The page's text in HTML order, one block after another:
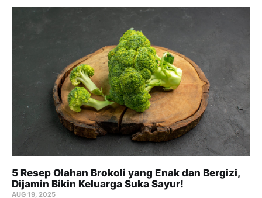
5 Resep Olahan Brokoli yang Enak dan Bergizi,
Dijamin Bikin Keluarga Suka Sayur!
AUG 19, 2025